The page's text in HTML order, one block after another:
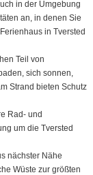
in der Umgebung
an, in denen Sie
in Tversted
Teil von
sich sonnen,
Strand bieten Schutz
Rad- und
um die Tversted
nächster Nähe
Wüste zur größten